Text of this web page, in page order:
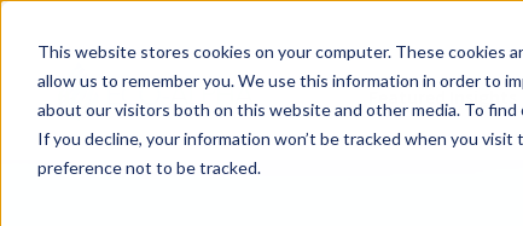
This website stores cookies on your computer. These cookies
allow us to remember you. We use this information in order to
about our visitors both on this website and other media. To
If you decline, your information won’t be tracked when you
preference not to be tracked.